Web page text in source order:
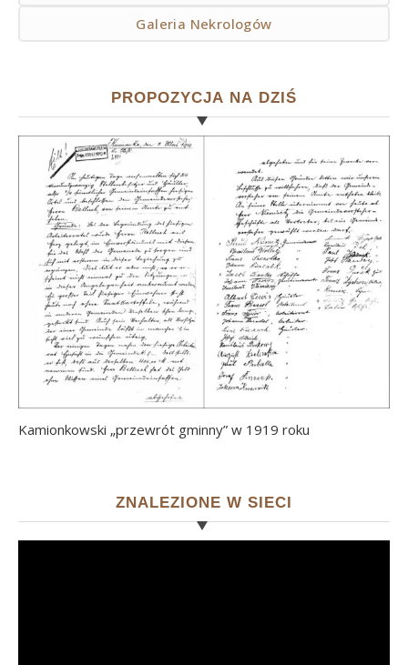
Galeria Nekrologów
PROPOZYCJA NA DZIŚ
Kamionkowski „przewrót gminny” w 1919 roku
ZNALEZIONE W SIECI